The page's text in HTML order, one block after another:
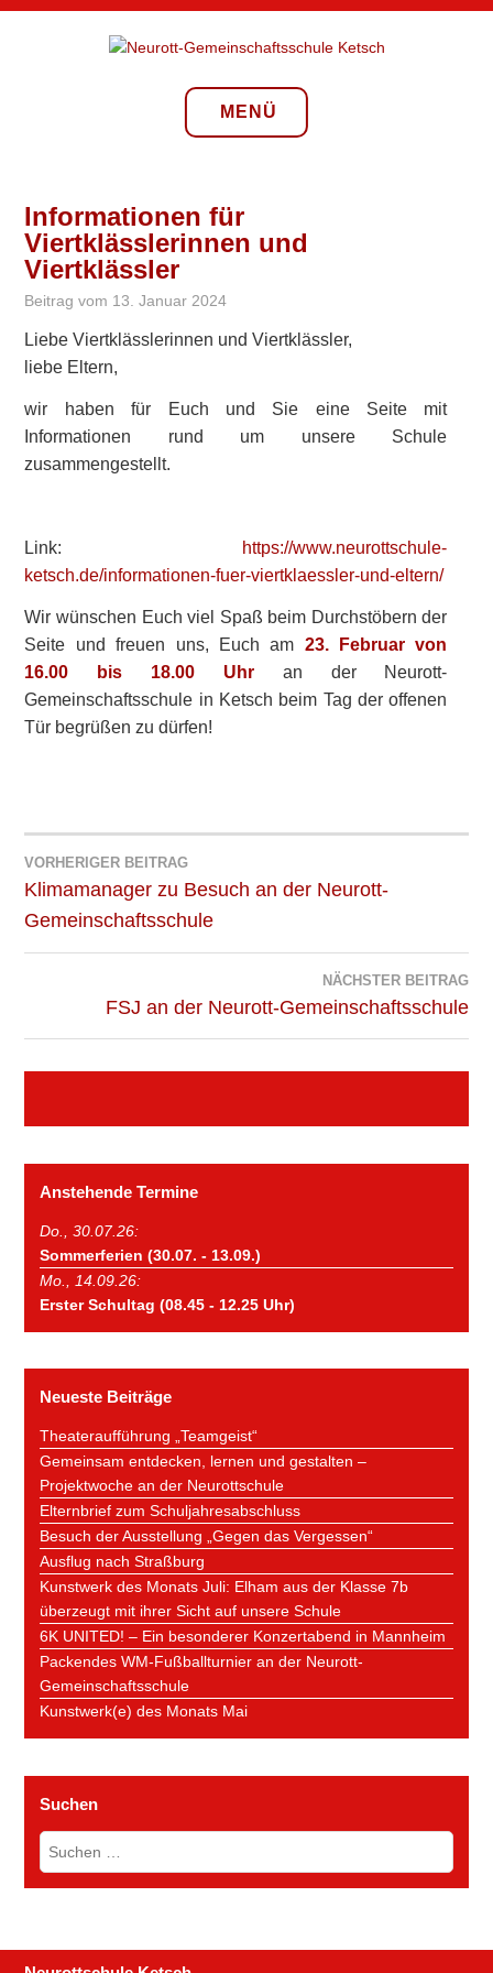
Zum
NEUROTT-
GEMEINSCHAFTSSCHULE
KETSCH
MENÜ
Informationen für
Viertklässlerinnen und
Viertklässler
Beitrag vom 13. Januar 2024
Liebe Viertklässlerinnen und Viertklässler,
liebe Eltern,
wir haben für Euch und Sie eine Seite mit
Informationen rund um unsere Schule
zusammengestellt.
Link: https://www.neurottschule-
ketsch.de/informationen-fuer-viertklaessler-und-eltern/
Wir wünschen Euch viel Spaß beim Durchstöbern der
Seite und freuen uns, Euch am 23. Februar von
16.00 bis 18.00 Uhran der Neurott-
Gemeinschaftsschule in Ketsch beim Tag der offenen
Tür begrüßen zu dürfen!
Beitragsnavigation
VORHERIGER BEITRAG
Klimamanager zu Besuch an der Neurott-
Gemeinschaftsschule
NÄCHSTER BEITRAG
FSJ an der Neurott-Gemeinschaftsschule
Anstehende Termine
Do., 30.07.26:
Sommerferien (30.07. - 13.09.)
Mo., 14.09.26:
Erster Schultag (08.45 - 12.25 Uhr)
Neueste Beiträge
Theateraufführung „Teamgeist“
Gemeinsam entdecken, lernen und gestalten –
Projektwoche an der Neurottschule
Elternbrief zum Schuljahresabschluss
Besuch der Ausstellung „Gegen das Vergessen“
Ausflug nach Straßburg
Kunstwerk des Monats Juli: Elham aus der Klasse 7b
überzeugt mit ihrer Sicht auf unsere Schule
6K UNITED! – Ein besonderer Konzertabend in Mannheim
Packendes WM-Fußballturnier an der Neurott-
Gemeinschaftsschule
Kunstwerk(e) des Monats Mai
Suchen
nach: